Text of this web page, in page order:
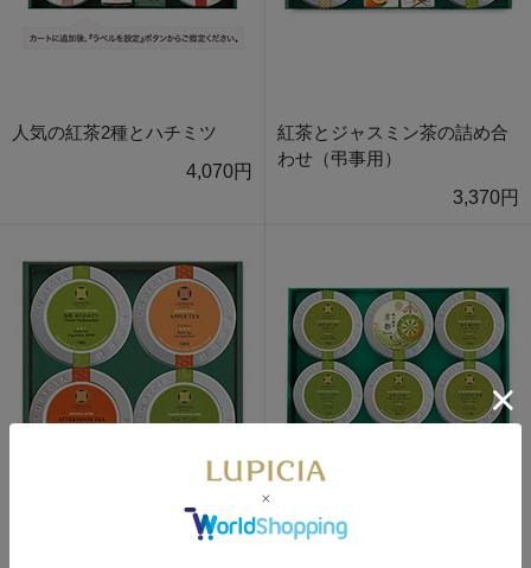
人気の紅茶2種とハチミツ
4,070円
紅茶とジャスミン茶の詰め合
わせ（弔事用）
3,370円
（弔事用ギフト）こだわりの
（弔事用ギフト）特選 日本茶